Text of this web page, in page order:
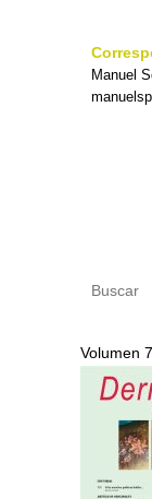
Manuel
Volumen